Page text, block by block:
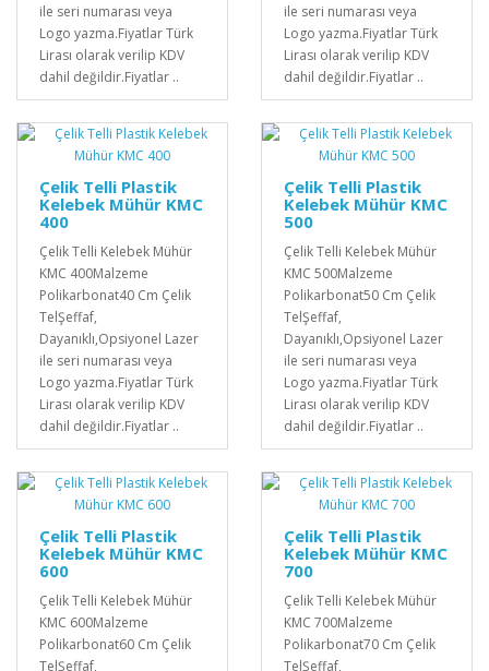
ile seri numarası veya
Logo yazma.Fiyatlar Türk
Lirası olarak verilip KDV
dahil değildir.Fiyatlar ..
ile seri numarası veya
Logo yazma.Fiyatlar Türk
Lirası olarak verilip KDV
dahil değildir.Fiyatlar ..
Çelik Telli Plastik
Kelebek Mühür KMC
400
Çelik Telli Kelebek Mühür
KMC 400Malzeme
Polikarbonat40 Cm Çelik
TelŞeffaf,
Dayanıklı,Opsiyonel Lazer
ile seri numarası veya
Logo yazma.Fiyatlar Türk
Lirası olarak verilip KDV
dahil değildir.Fiyatlar ..
Çelik Telli Plastik
Kelebek Mühür KMC
500
Çelik Telli Kelebek Mühür
KMC 500Malzeme
Polikarbonat50 Cm Çelik
TelŞeffaf,
Dayanıklı,Opsiyonel Lazer
ile seri numarası veya
Logo yazma.Fiyatlar Türk
Lirası olarak verilip KDV
dahil değildir.Fiyatlar ..
Çelik Telli Plastik
Kelebek Mühür KMC
600
Çelik Telli Kelebek Mühür
KMC 600Malzeme
Polikarbonat60 Cm Çelik
TelŞeffaf,
Çelik Telli Plastik
Kelebek Mühür KMC
700
Çelik Telli Kelebek Mühür
KMC 700Malzeme
Polikarbonat70 Cm Çelik
TelŞeffaf,